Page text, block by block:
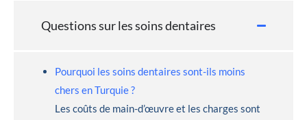
Questions sur les soins dentaires
Pourquoi les soins dentaires sont-ils moins
chers en Turquie ?
Les coûts de main-d’œuvre et les charges sont